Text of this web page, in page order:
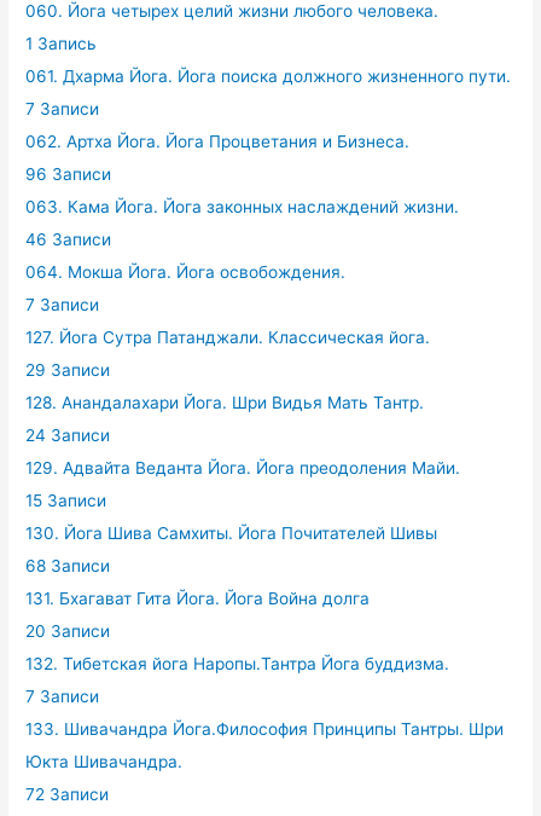
060. Йога четырех целий жизни любого человека.
1 Запись
061. Дхарма Йога. Йога поиска должного жизненного пути.
7 Записи
062. Артха Йога. Йога Процветания и Бизнеса.
96 Записи
063. Кама Йога. Йога законных наслаждений жизни.
46 Записи
064. Мокша Йога. Йога освобождения.
7 Записи
127. Йога Сутра Патанджали. Классическая йога.
29 Записи
128. Анандалахари Йога. Шри Видья Мать Тантр.
24 Записи
129. Адвайта Веданта Йога. Йога преодоления Майи.
15 Записи
130. Йога Шива Самхиты. Йога Почитателей Шивы
68 Записи
131. Бхагават Гита Йога. Йога Война долга
20 Записи
132. Тибетская йога Наропы.Тантра Йога буддизма.
7 Записи
133. Шивачандра Йога.Философия Принципы Тантры. Шри
Юкта Шивачандра.
72 Записи